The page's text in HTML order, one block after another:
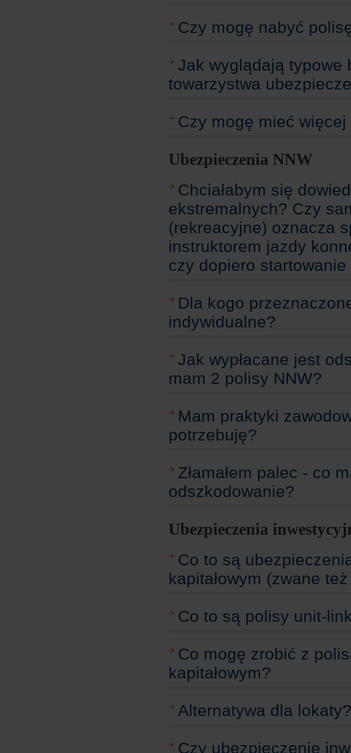
Czy mogę nabyć
Jak wyglądają typowe
towarzystwa
Czy mogę mieć
Ubezpieczenia NNW
Chciałabym się
ekstremalnych? Czy
(rekreacyjne) oznacza
instruktorem jazdy
czy dopiero
Dla kogo
indywidualne?
Jak wypłacane jest
mam 2 polisy NNW?
Mam praktyki
potrzebuję?
Złamałem palec - co
odszkodowanie?
Ubezpieczenia
Co to są
kapitałowym (zwane
Co to są polisy unit-
Co mogę zrobić z
kapitałowym?
Alternatywa dla lokaty?
Czy ubezpieczenie